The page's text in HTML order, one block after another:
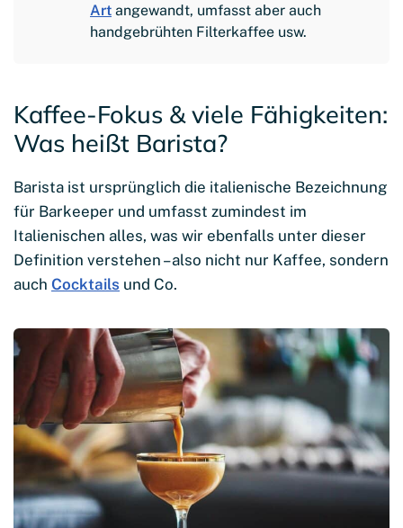
Art angewandt, umfasst aber auch
handgebrühten Filterkaffee usw.
Kaffee-Fokus & viele Fähigkeiten:
Was heißt Barista?
Barista ist ursprünglich die italienische Bezeichnung
für Barkeeper und umfasst zumindest im
Italienischen alles, was wir ebenfalls unter dieser
Definition verstehen – also nicht nur Kaffee, sondern
auch Cocktails und Co.